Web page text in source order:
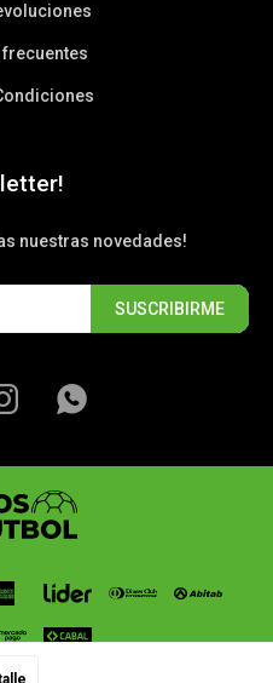
nuestras novedades!
SUSCRIBIRME
